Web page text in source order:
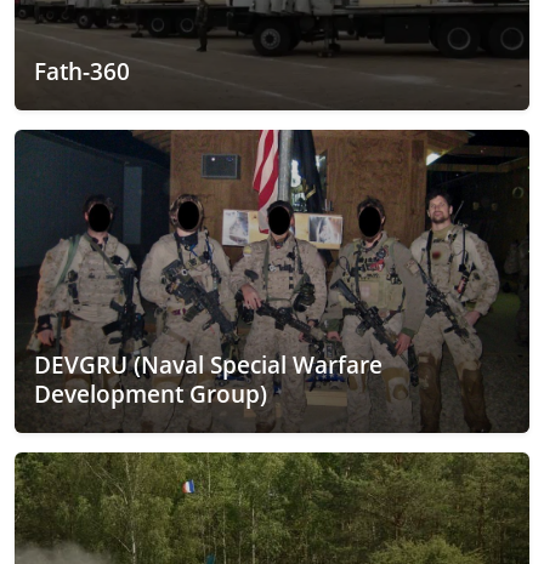
Fath-360
DEVGRU (Naval Special Warfare
Development Group)